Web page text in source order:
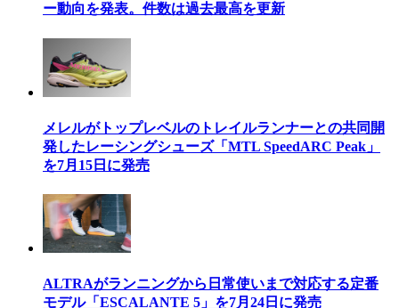
ー動向を発表。件数は過去最高を更新
メレルがトップレベルのトレイルランナーとの共同開
発したレーシングシューズ「MTL SpeedARC Peak」
を7月15日に発売
ALTRAがランニングから日常使いまで対応する定番
モデル「ESCALANTE 5」を7月24日に発売